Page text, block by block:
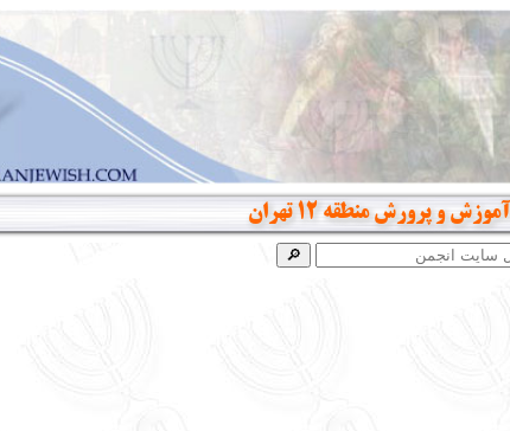
و پرورش منطقه ۱۲ تهران